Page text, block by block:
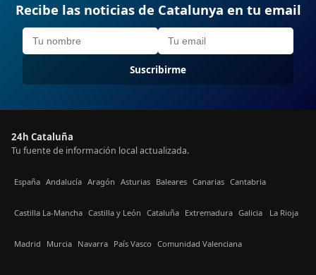
Recibe las noticias de Catalunya en tu email
Suscribirme
24h Cataluña
Tu fuente de información local actualizada.
España Andalucía Aragón Asturias Baleares Canarias Cantabria
Castilla La-Mancha Castilla y León Cataluña Extremadura Galicia La Rioja
Madrid Murcia Navarra País Vasco Comunidad Valenciana